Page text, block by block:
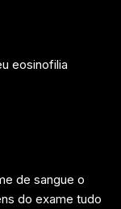
eosinofilia
de sangue o
do exame tudo